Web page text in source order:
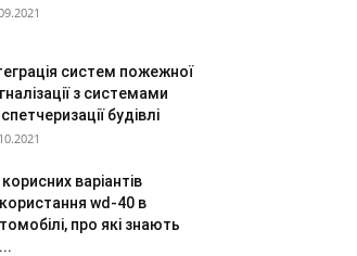
систем пожежної
з системами
будівлі
варіантів
wd-40 в
про які знають